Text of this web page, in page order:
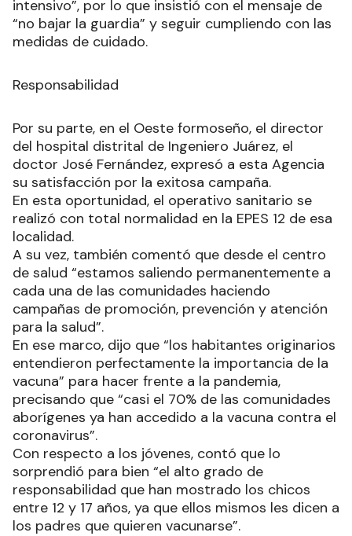
intensivo”, por lo que insistió con el mensaje de
“no bajar la guardia” y seguir cumpliendo con las
medidas de cuidado.
Responsabilidad
Por su parte, en el Oeste formoseño, el director
del hospital distrital de Ingeniero Juárez, el
doctor José Fernández, expresó a esta Agencia
su satisfacción por la exitosa campaña.
En esta oportunidad, el operativo sanitario se
realizó con total normalidad en la EPES 12 de esa
localidad.
A su vez, también comentó que desde el centro
de salud “estamos saliendo permanentemente a
cada una de las comunidades haciendo
campañas de promoción, prevención y atención
para la salud”.
En ese marco, dijo que “los habitantes originarios
entendieron perfectamente la importancia de la
vacuna” para hacer frente a la pandemia,
precisando que “casi el 70% de las comunidades
aborígenes ya han accedido a la vacuna contra el
coronavirus”.
Con respecto a los jóvenes, contó que lo
sorprendió para bien “el alto grado de
responsabilidad que han mostrado los chicos
entre 12 y 17 años, ya que ellos mismos les dicen a
los padres que quieren vacunarse”.